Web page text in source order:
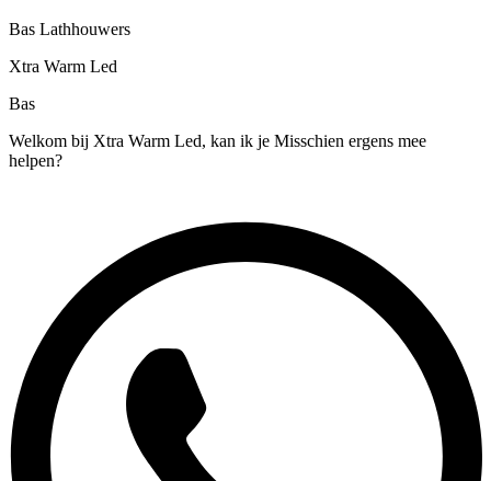
Bas Lathhouwers
Xtra Warm Led
Bas
Welkom bij Xtra Warm Led, kan ik je Misschien ergens mee
helpen?